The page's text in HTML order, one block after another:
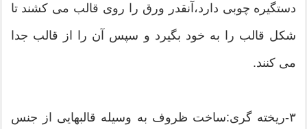
دستگیره چوبی دارد،آنقدر ورق را روی قالب می کشند تا
شکل قالب را به خود بگیرد و سپس آن را از قالب جدا
می کنند.
۳-ریخته گری:ساخت ظروف به وسیله قالبهایی از جنس